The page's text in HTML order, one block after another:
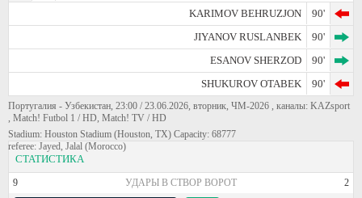
KARIMOV BEHRUZJON
90'
JIYANOV RUSLANBEK
90'
ESANOV SHERZOD
90'
SHUKUROV OTABEK
90'
Португалия - Узбекистан, 23:00 / 23.06.2026, вторник, ЧМ-2026 , каналы: KAZsport
, Match! Futbol 1 / HD, Match! TV / HD
Stadium: Houston Stadium (Houston, TX) Capacity: 68777
referee: Jayed, Jalal (Morocco)
СТАТИСТИКА
9 УДАРЫ В СТВОР ВОРОТ 2